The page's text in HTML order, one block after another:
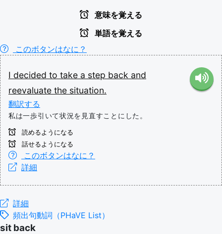
意味を覚える
単語を覚える
このボタンはなに？
I decided to take a step back and
reevaluate the situation.
翻訳する
私は一歩引いて状況を見直すことにした。
読めるようになる
話せるようになる
このボタンはなに？
詳細
詳細
頻出句動詞（PHaVE List）
sit back